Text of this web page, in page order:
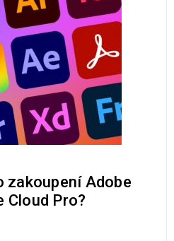
zakoupení Adobe
Cloud Pro?